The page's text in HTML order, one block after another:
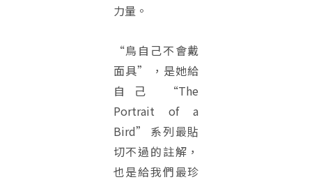
力量。
“鳥自己不會戴
面具” ，是她給
自己 “The
Portrait of a
Bird” 系列最貼
切不過的註解，
也是給我們最珍